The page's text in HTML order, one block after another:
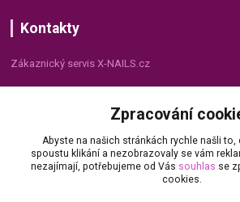
Kontakty
Zákaznický servis X-NAILS.cz
+420 735 055 075
(Po - Pá, 8 - 16 hod.)
info@x-nails.cz
Zpracování
Abyste na našich stránkách rychle našli to,
spoustu klikání a nezobrazovaly se vám
nezajímají, potřebujeme od Vás souhlas se
cookies.